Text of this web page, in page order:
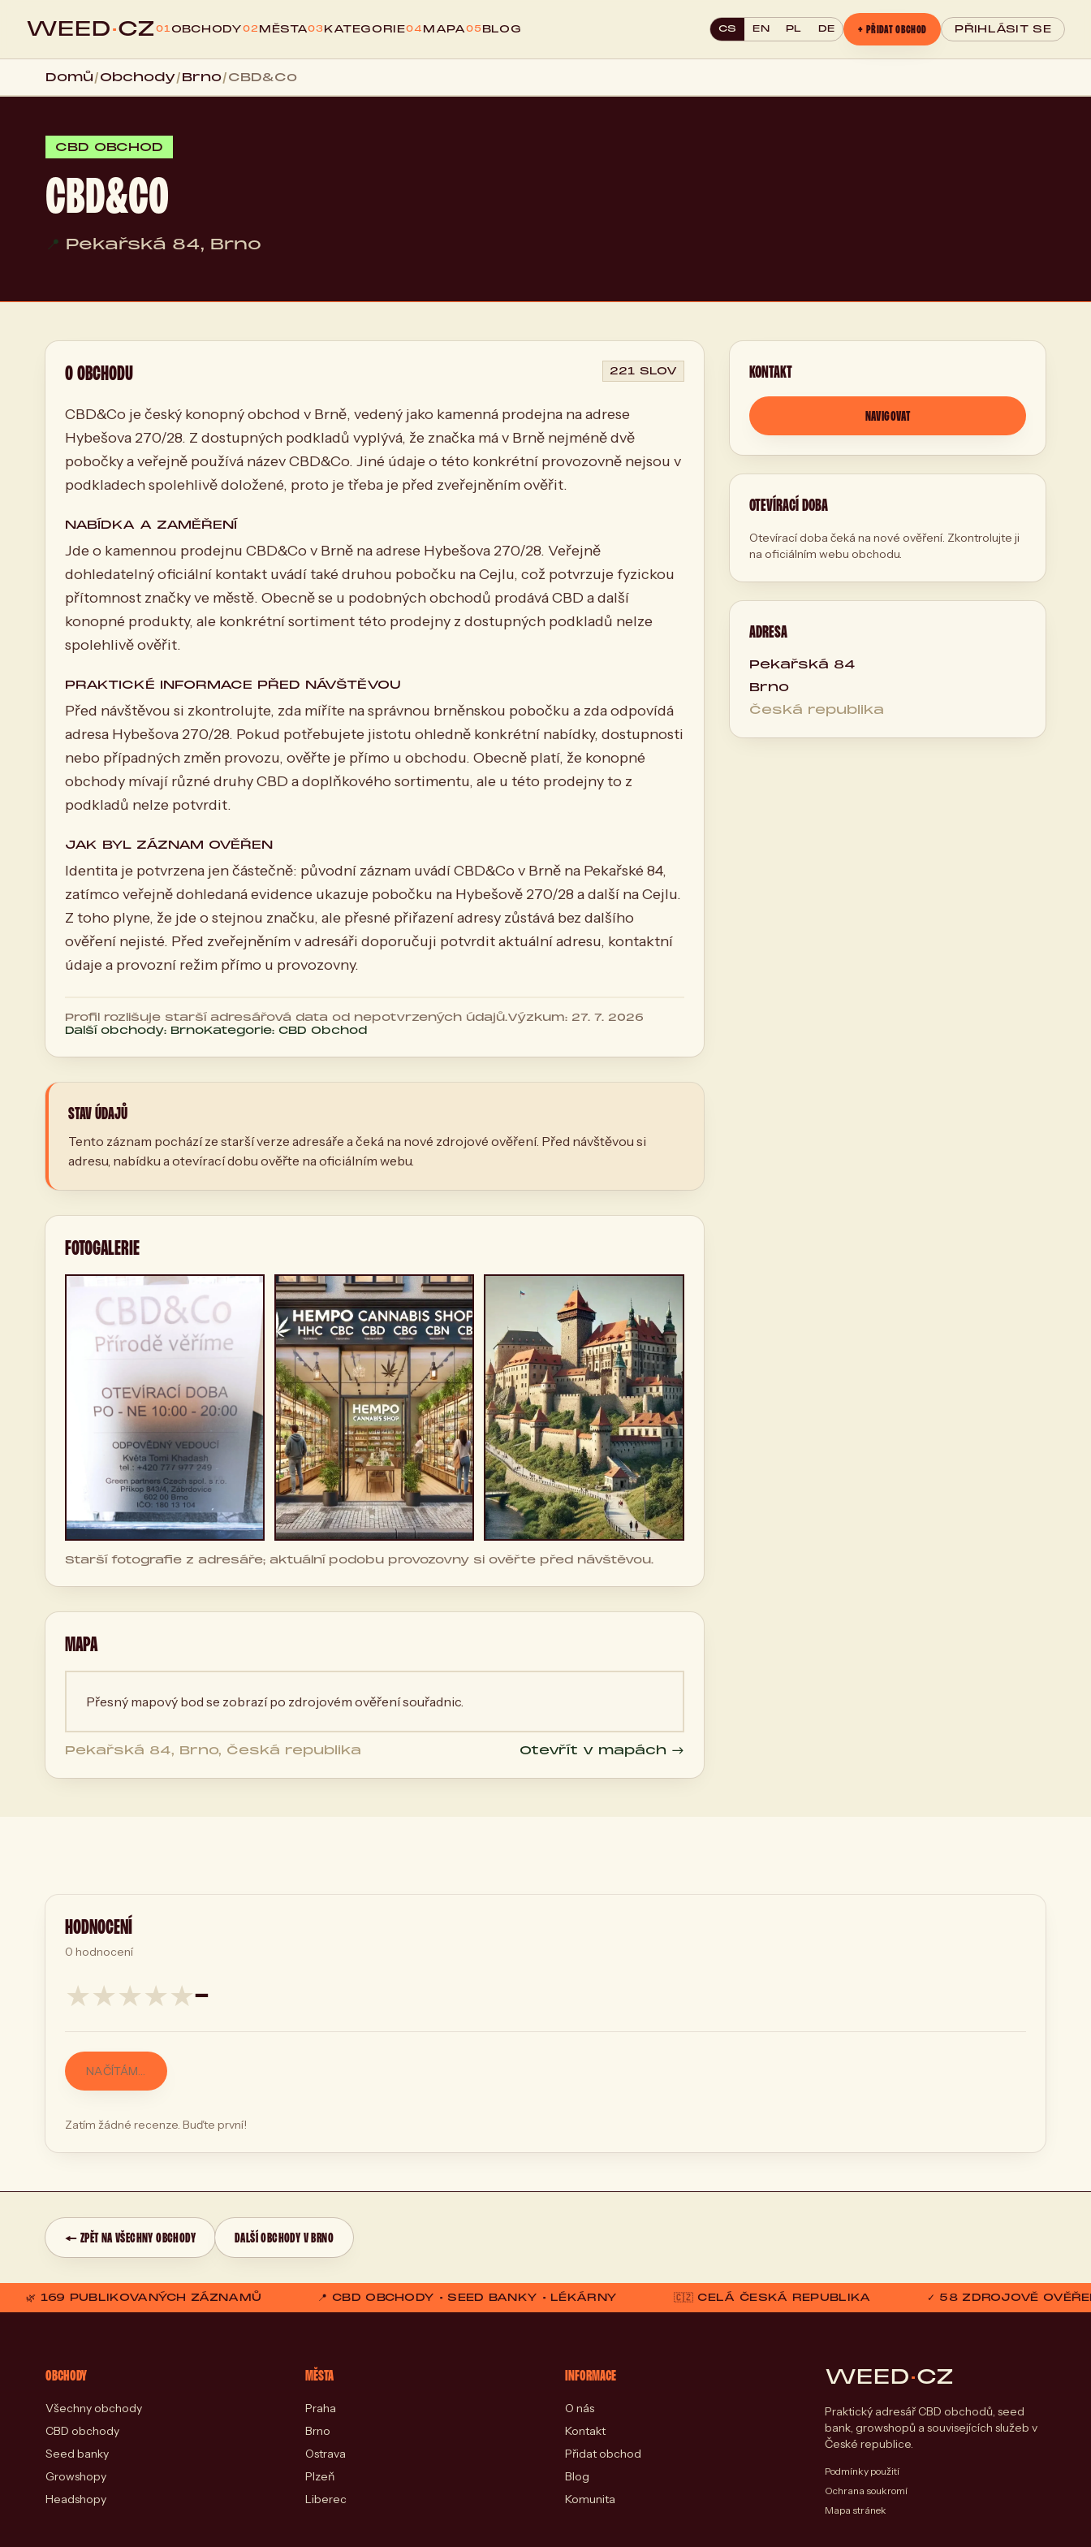
WEED·CZ 01OBCHODY02 MĚSTA03 KATEGORIE04 MAPA05 BLOG CS EN PL DE + PŘIDAT OBCHOD PŘIHLÁSIT SE
Domů/Obchody/Brno/CBD&Co
CBD OBCHOD
CBD&CO
📍 Pekařská 84, Brno
O OBCHODU 221 SLOV
CBD&Co je český konopný obchod v Brně, vedený jako kamenná prodejna na adrese
Hybešova 270/28. Z dostupných podkladů vyplývá, že značka má v Brně nejméně dvě
pobočky a veřejně používá název CBD&Co. Jiné údaje o této konkrétní provozovně nejsou v
podkladech spolehlivě doložené, proto je třeba je před zveřejněním ověřit.
NABÍDKA A ZAMĚŘENÍ
Jde o kamennou prodejnu CBD&Co v Brně na adrese Hybešova 270/28. Veřejně
dohledatelný oficiální kontakt uvádí také druhou pobočku na Cejlu, což potvrzuje fyzickou
přítomnost značky ve městě. Obecně se u podobných obchodů prodává CBD a další
konopné produkty, ale konkrétní sortiment této prodejny z dostupných podkladů nelze
spolehlivě ověřit.
PRAKTICKÉ INFORMACE PŘED NÁVŠTĚVOU
Před návštěvou si zkontrolujte, zda míříte na správnou brněnskou pobočku a zda odpovídá
adresa Hybešova 270/28. Pokud potřebujete jistotu ohledně konkrétní nabídky, dostupnosti
nebo případných změn provozu, ověřte je přímo u obchodu. Obecně platí, že konopné
obchody mívají různé druhy CBD a doplňkového sortimentu, ale u této prodejny to z
podkladů nelze potvrdit.
JAK BYL ZÁZNAM OVĚŘEN
Identita je potvrzena jen částečně: původní záznam uvádí CBD&Co v Brně na Pekařské 84,
zatímco veřejně dohledaná evidence ukazuje pobočku na Hybešově 270/28 a další na Cejlu.
Z toho plyne, že jde o stejnou značku, ale přesné přiřazení adresy zůstává bez dalšího
ověření nejisté. Před zveřejněním v adresáři doporučuji potvrdit aktuální adresu, kontaktní
údaje a provozní režim přímo u provozovny.
Profil rozlišuje starší adresářová data od nepotvrzených údajů.Výzkum: 27. 7. 2026
Další obchody: BrnoKategorie: CBD Obchod
STAV ÚDAJŮ
Tento záznam pochází ze starší verze adresáře a čeká na nové zdrojové ověření. Před návštěvou si
adresu, nabídku a otevírací dobu ověřte na oficiálním webu.
FOTOGALERIE
Starší fotografie z adresáře; aktuální podobu provozovny si ověřte před návštěvou.
MAPA
Přesný mapový bod se zobrazí po zdrojovém ověření souřadnic.
Pekařská 84, Brno, Česká republika Otevřít v mapách →
KONTAKT
NAVIGOVAT
OTEVÍRACÍ DOBA
Otevírací doba čeká na nové ověření. Zkontrolujte ji
na oficiálním webu obchodu.
ADRESA
Pekařská 84
Brno
Česká republika
HODNOCENÍ
0 hodnocení
★★★★★—
NAČÍTÁM…
Zatím žádné recenze. Buďte první!
← ZPĚT NA VŠECHNY OBCHODY DALŠÍ OBCHODY V BRNO
🌿 169 PUBLIKOVANÝCH ZÁZNAMŮ 📍 CBD OBCHODY • SEED BANKY • LÉKÁRNY 🇨🇿 CELÁ ČESKÁ REPUBLIKA ✓ 58 ZDROJOVĚ
OBCHODY
Všechny obchody
CBD obchody
Seed banky
Growshopy
Headshopy
MĚSTA
Praha
Brno
Ostrava
Plzeň
Liberec
INFORMACE
O nás
Kontakt
Přidat obchod
Blog
Komunita
WEED·CZ
Praktický adresář CBD obchodů, seed
bank, growshopů a souvisejících služeb v
České republice.
Podmínky použití
Ochrana soukromí
Mapa stránek